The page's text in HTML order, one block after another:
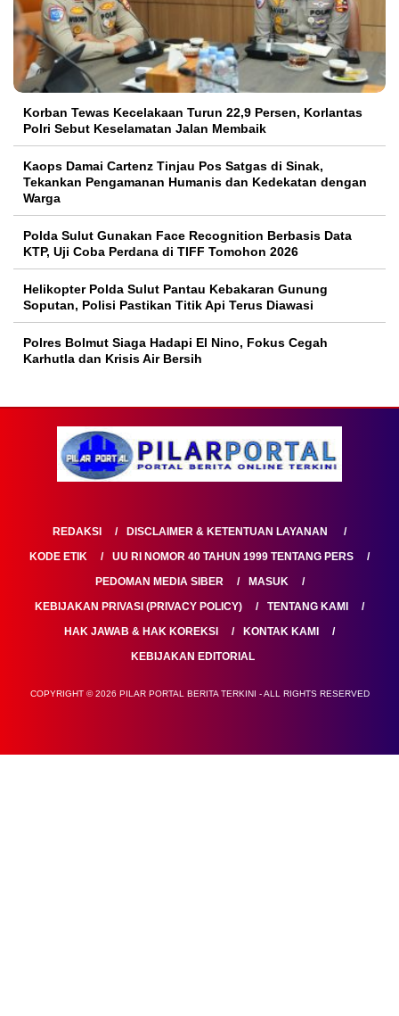
Korban Tewas Kecelakaan Turun 22,9 Persen, Korlantas
Polri Sebut Keselamatan Jalan Membaik
Kaops Damai Cartenz Tinjau Pos Satgas di Sinak,
Tekankan Pengamanan Humanis dan Kedekatan dengan
Warga
Polda Sulut Gunakan Face Recognition Berbasis Data
KTP, Uji Coba Perdana di TIFF Tomohon 2026
Helikopter Polda Sulut Pantau Kebakaran Gunung
Soputan, Polisi Pastikan Titik Api Terus Diawasi
Polres Bolmut Siaga Hadapi El Nino, Fokus Cegah
Karhutla dan Krisis Air Bersih
REDAKSI
DISCLAIMER & KETENTUAN LAYANAN
KODE ETIK
UU RI NOMOR 40 TAHUN 1999 TENTANG PERS
PEDOMAN MEDIA SIBER
MASUK
KEBIJAKAN PRIVASI (PRIVACY POLICY)
TENTANG KAMI
HAK JAWAB & HAK KOREKSI
KONTAK KAMI
KEBIJAKAN EDITORIAL
COPYRIGHT © 2026 PILAR PORTAL BERITA TERKINI - ALL RIGHTS RESERVED